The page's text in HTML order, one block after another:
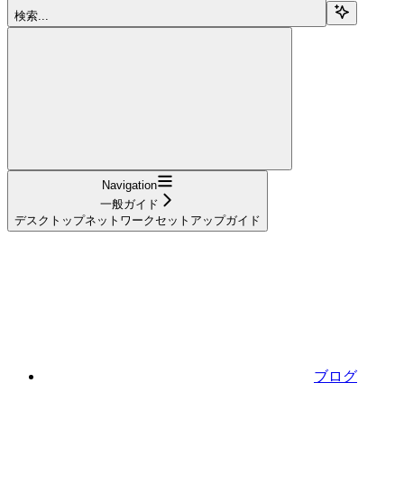
検索...
Navigation
一般ガイド
デスクトップネットワークセットアップガイド
ブログ